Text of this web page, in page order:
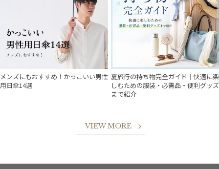
メンズにもおすすめ！かっこいい男性
用日傘14選
夏旅行の持ち物完全ガイド｜快適に楽
しむための服装・必需品・便利グッズ
まで紹介
VIEW MORE